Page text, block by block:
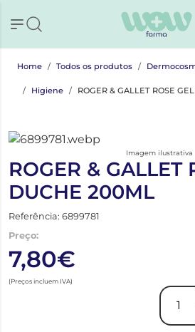
Home Todos os produtos
Higiene ROGER & GALLET ROSE
Imagem ilustrativa
ROGER & GALLET
DUCHE 200ML
Referência: 6899781
Preço:
7,80€
(Preços incluem IVA)